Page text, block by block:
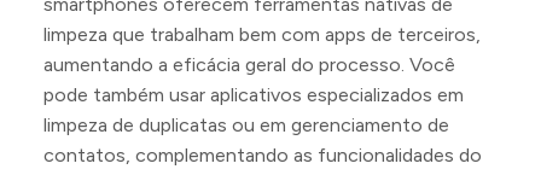
limpeza que trabalham bem com apps de terceiros,
aumentando a eficácia geral do processo. Você
pode também usar aplicativos especializados em
limpeza de duplicatas ou em gerenciamento de
contatos, complementando as funcionalidades do